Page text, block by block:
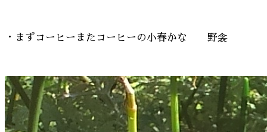
・まずコーヒーまたコーヒーの小春かな 野衾